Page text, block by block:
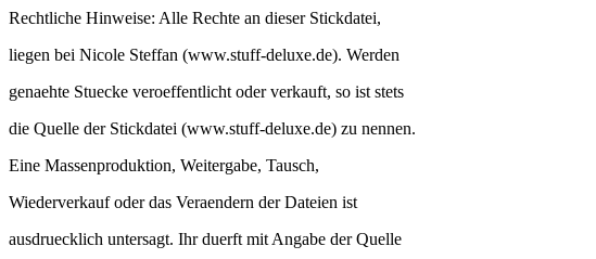
Rechtliche Hinweise: Alle Rechte an dieser Stickdatei,
liegen bei Nicole Steffan (www.stuff-deluxe.de). Werden
genaehte Stuecke veroeffentlicht oder verkauft, so ist stets
die Quelle der Stickdatei (www.stuff-deluxe.de) zu nennen.
Eine Massenproduktion, Weitergabe, Tausch,
Wiederverkauf oder das Veraendern der Dateien ist
ausdruecklich untersagt. Ihr duerft mit Angabe der Quelle